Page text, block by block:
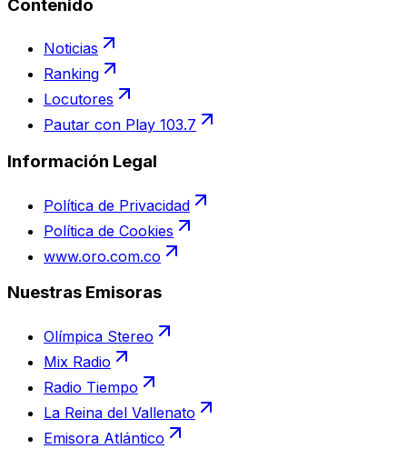
Contenido
Noticias
Ranking
Locutores
Pautar con Play 103.7
Información Legal
Política de Privacidad
Política de Cookies
www.oro.com.co
Nuestras Emisoras
Olímpica Stereo
Mix Radio
Radio Tiempo
La Reina del Vallenato
Emisora Atlántico